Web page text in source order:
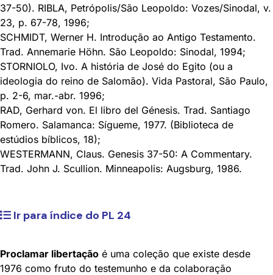
37-50). RIBLA, Petrópolis/São Leopoldo: Vozes/Sinodal, v.
23, p. 67-78, 1996;
SCHMIDT, Werner H. Introdução ao Antigo Testamento.
Trad. Annemarie Höhn. São Leopoldo: Sinodal, 1994;
STORNIOLO, Ivo. A história de José do Egito (ou a
ideologia do reino de Salomão). Vida Pastoral, São Paulo,
p. 2-6, mar.-abr. 1996;
RAD, Gerhard von. El libro del Génesis. Trad. Santiago
Romero. Salamanca: Sígueme, 1977. (Biblioteca de
estúdios bíblicos, 18);
WESTERMANN, Claus. Genesis 37-50: A Commentary.
Trad. John J. Scullion. Minneapolis: Augsburg, 1986.
Ir para índice do PL 24
Proclamar libertação é uma coleção que existe desde
1976 como fruto do testemunho e da colaboração